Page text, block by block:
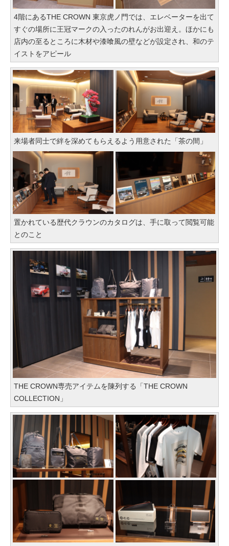
4階にあるTHE CROWN 東京虎ノ門では、エレベーターを出て
すぐの場所に王冠マークの入ったのれんがお出迎え。ほかにも
店内の至るところに木材や漆喰風の壁などが設定され、和のテ
イストをアピール
来場者同士で絆を深めてもらえるよう用意された「茶の間」
置かれている歴代クラウンのカタログは、手に取って閲覧可能
とのこと
THE CROWN専売アイテムを陳列する「THE CROWN
COLLECTION」